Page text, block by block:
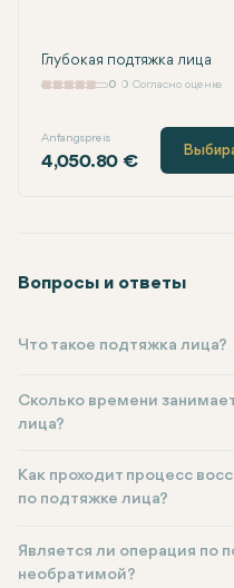
Глубокая подтяжка лица
0 0 Согласно оценке
Anfangspreis
4,050.80 €
Вопросы и ответы
Что такое подтяжка лица?
Сколько времени
лица?
Как проходит процесс
по подтяжке лица?
Является ли операция по
необратимой?